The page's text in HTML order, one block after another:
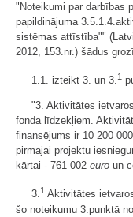
"Noteikumi par darbības
papildinājuma
sistēmas attīstība""
2012, 153.nr.) šādus
1.1. izteikt 3. un 3.1
"3. Aktivitātes
fonda līdzekļiem.
finansējums ir 10 200 000
pirmajai projektu
kārtai - 761 002 euro un
3.1 Aktivitātes
šo noteikumu 3.punktā